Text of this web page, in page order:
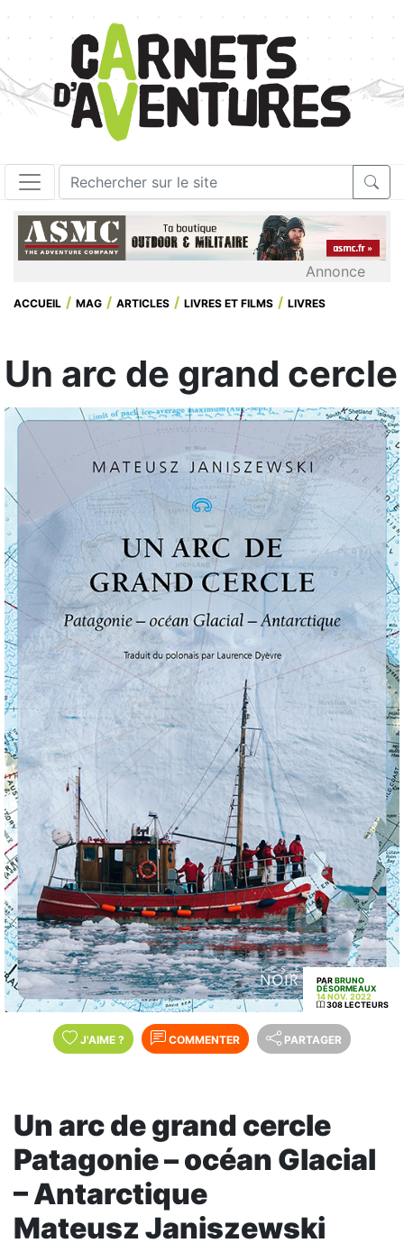
Annonce
ACCUEIL MAG ARTICLES LIVRES ET FILMS LIVRES
Un arc de grand cercle
PARBRUNO
DÉSORMEAUX
14 NOV. 2022
308 LECTEURS
J'AIME ? COMMENTER PARTAGER
Un arc de grand cercle
Patagonie – océan Glacial
– Antarctique
Mateusz Janiszewski